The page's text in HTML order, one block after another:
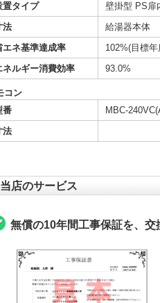
置タイプ
壁掛型 PS扉
法
給湯器本体
エネ基準達成率
102%(目標
ネルギー消費効率
93.0%
コン
番
MBC-
法
当店のサービス
無償の10年間工事保証を、交